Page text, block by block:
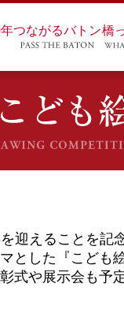
つながるバトン橋
迎えることを記
とした『こども
式や展示会も予